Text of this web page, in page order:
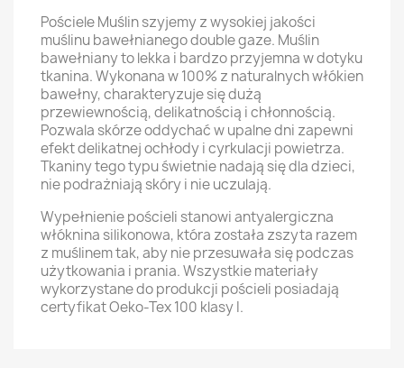
Pościele Muślin szyjemy z wysokiej jakości
muślinu bawełnianego double gaze. Muślin
bawełniany to lekka i bardzo przyjemna w dotyku
tkanina. Wykonana w 100% z naturalnych włókien
bawełny, charakteryzuje się dużą
przewiewnością, delikatnością i chłonnością.
Pozwala skórze oddychać w upalne dni zapewni
efekt delikatnej ochłody i cyrkulacji powietrza.
Tkaniny tego typu świetnie nadają się dla dzieci,
nie podrażniają skóry i nie uczulają.
Wypełnienie pościeli stanowi antyalergiczna
włóknina silikonowa, która została zszyta razem
z muślinem tak, aby nie przesuwała się podczas
użytkowania i prania. Wszystkie materiały
wykorzystane do produkcji pościeli posiadają
certyfikat Oeko-Tex 100 klasy I.